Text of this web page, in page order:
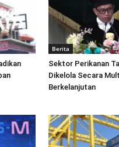
Berita
Sektor Perikanan
Dikelola Secara
Berkelanjutan